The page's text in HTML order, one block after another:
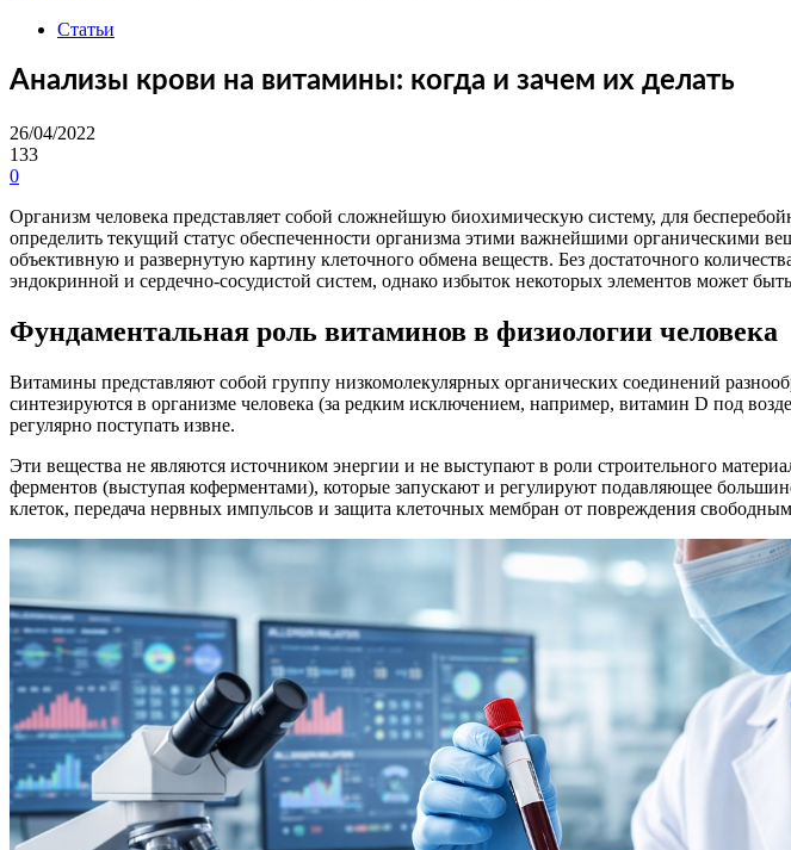
Статьи
Анализы крови на витамины: когда и зачем их делать
26/04/2022
133
0
Организм человека представляет собой сложнейшую биохимическую систему, для
определить текущий статус обеспеченности организма этими важнейшими органическими
объективную и развернутую картину клеточного обмена веществ. Без достаточного
эндокринной и сердечно-сосудистой систем, однако избыток некоторых элементов может
Фундаментальная роль витаминов в физиологии человека
Витамины представляют собой группу низкомолекулярных органических соединений
синтезируются в организме человека (за редким исключением, например, витамин D под
регулярно поступать извне.
Эти вещества не являются источником энергии и не выступают в роли строительного
ферментов (выступая коферментами), которые запускают и регулируют подавляющее
клеток, передача нервных импульсов и защита клеточных мембран от повреждения